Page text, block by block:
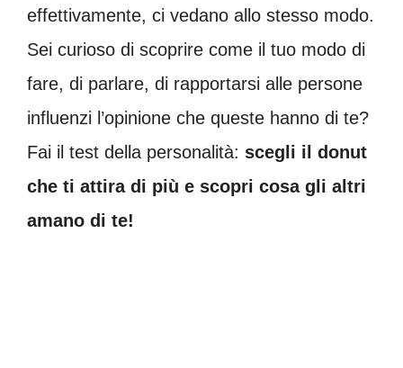
effettivamente, ci vedano allo stesso modo.
Sei curioso di scoprire come il tuo modo di
fare, di parlare, di rapportarsi alle persone
influenzi l’opinione che queste hanno di te?
Fai il test della personalità: scegli il donut
che ti attira di più e scopri cosa gli altri
amano di te!